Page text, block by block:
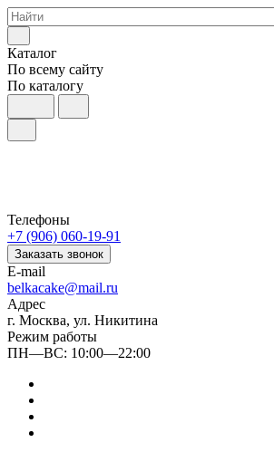
Каталог
По всему сайту
По каталогу
Телефоны
+7 (906) 060-19-91
Заказать звонок
E-mail
belkacake@mail.ru
Адрес
г. Москва, ул. Никитина
Режим работы
ПН—ВС: 10:00—22:00